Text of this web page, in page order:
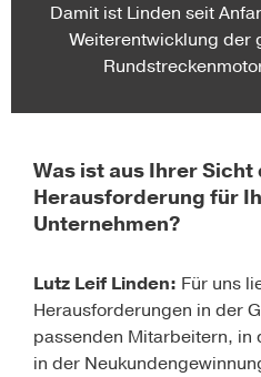
Damit ist Linden seit
Weiterentwicklung der
Was ist aus Ihrer
Herausforderung für
Unternehmen?
Lutz Leif Linden: Für uns
Herausforderungen in der
passenden Mitarbeitern,
in der